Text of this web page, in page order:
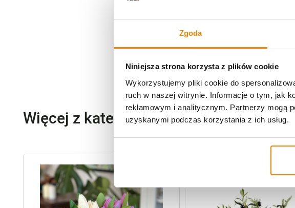
Zgoda
Niniejsza strona korzysta z plików cookie
Wykorzystujemy pliki cookie do
ruch w naszej witrynie. Informacje o tym, jak
reklamowym i analitycznym. Partnerzy mogą
uzyskanymi podczas korzystania z ich usług.
Więcej z kategorii Kwiaty sztuczne